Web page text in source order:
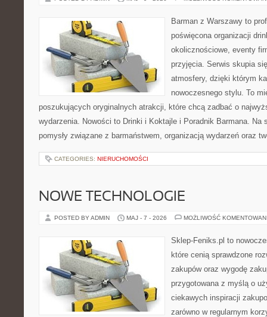
Barman z Warszawy to
poświęcona organizacji
okolicznościowe, eventy
przyjęcia. Serwis skupia
atmosfery, dzięki którym
nowoczesnego stylu. To
poszukujących oryginalnych atrakcji, które chcą zadbać o
wydarzenia. Nowości to Drinki i Koktajle i Poradnik Barmana. Na
pomysły związane z barmaństwem, organizacją wydarzeń oraz
CATEGORIES: NIERUCHOMOŚCI
NOWE TECHNOLOGIE
POSTED BY ADMIN MAJ - 7 - 2026 MOŻLIWOŚĆ
Sklep-Feniks.pl to
które cenią sprawdzone
zakupów oraz wygodę
przygotowana z myślą o
ciekawych inspiracji
zarówno w regularnym